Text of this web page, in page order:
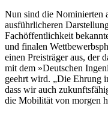
Nun sind die Nominierten
ausführlicheren
Fachöffentlichkeit
und finalen
einen Preisträger aus, der
mit dem »Deutschen
geehrt wird. „Die Ehrung
dass wir auch
die Mobilität von morgen